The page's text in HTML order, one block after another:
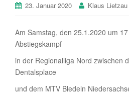
23. Januar 2020 Klaus Lietzau
Am Samstag, den 25.1.2020 um
Abstiegskampf
in der Regionalliga Nord zwischen
Dentalsplace
und dem MTV Bledeln